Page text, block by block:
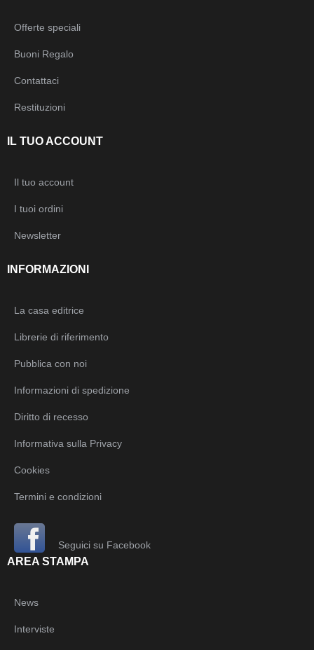
Offerte speciali
Buoni Regalo
Contattaci
Restituzioni
IL TUO ACCOUNT
Il tuo account
I tuoi ordini
Newsletter
INFORMAZIONI
La casa editrice
Librerie di riferimento
Pubblica con noi
Informazioni di spedizione
Diritto di recesso
Informativa sulla Privacy
Cookies
Termini e condizioni
Seguici su Facebook
AREA STAMPA
News
Interviste